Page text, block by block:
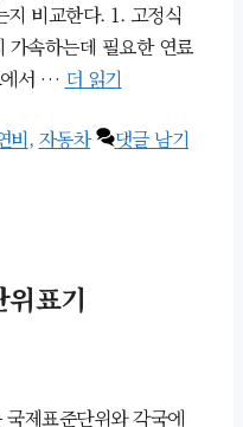
비교한다. 1. 고정식
속하는데 필요한 연료
에서 … 더 읽기
비, 자동차
댓글 남기
표기
제표준단위와 각국에